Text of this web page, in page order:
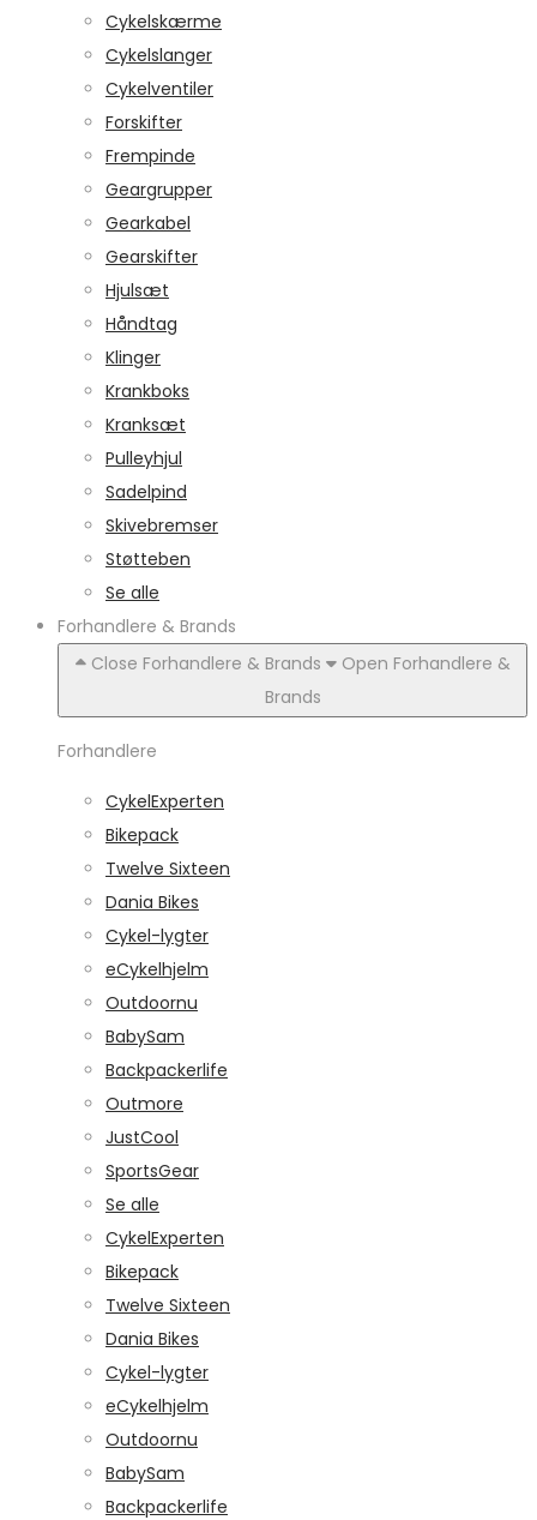
Cykelskærme
Cykelslanger
Cykelventiler
Forskifter
Frempinde
Geargrupper
Gearkabel
Gearskifter
Hjulsæt
Håndtag
Klinger
Krankboks
Kranksæt
Pulleyhjul
Sadelpind
Skivebremser
Støtteben
Se alle
Forhandlere & Brands
Close Forhandlere & Brands
Open Forhandlere &
Brands
Forhandlere
CykelExperten
Bikepack
Twelve Sixteen
Dania Bikes
Cykel-lygter
eCykelhjelm
Outdoornu
BabySam
Backpackerlife
Outmore
JustCool
SportsGear
Se alle
CykelExperten
Bikepack
Twelve Sixteen
Dania Bikes
Cykel-lygter
eCykelhjelm
Outdoornu
BabySam
Backpackerlife